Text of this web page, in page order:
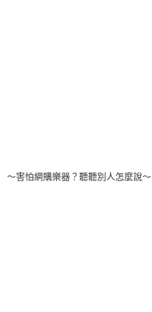
～害怕網購樂器？聽聽別人怎麼說～